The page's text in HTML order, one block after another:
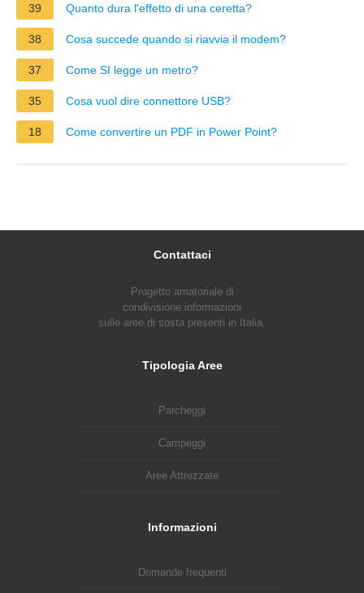
39 Quanto dura l'effetto di una ceretta?
38 Cosa succede quando si riavvia il modem?
37 Come SI legge un metro?
35 Cosa vuol dire connettore USB?
18 Come convertire un PDF in Power Point?
Contattaci
Progetto amatoriale di
condivisione informazioni
sulle aree di sosta presenti in Italia.
Tipologia Aree
Parcheggi
Campeggi
Aree Attrezzate
Informazioni
Domande frequenti